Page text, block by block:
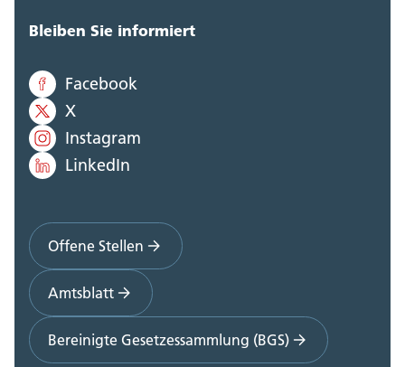
Bleiben Sie informiert
Facebook
X
Instagram
LinkedIn
Offene Stellen
Amtsblatt
Bereinigte Gesetzessammlung (BGS)